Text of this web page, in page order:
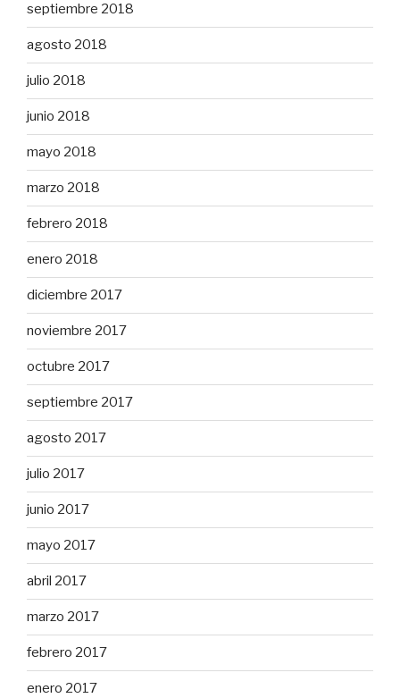
septiembre 2018
agosto 2018
julio 2018
junio 2018
mayo 2018
marzo 2018
febrero 2018
enero 2018
diciembre 2017
noviembre 2017
octubre 2017
septiembre 2017
agosto 2017
julio 2017
junio 2017
mayo 2017
abril 2017
marzo 2017
febrero 2017
enero 2017